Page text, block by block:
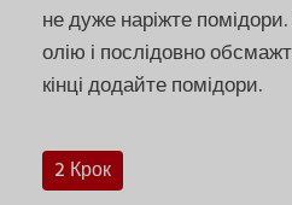
не дуже наріжте помідори.
олію і послідовно
кінці додайте помідори.
2 Крок